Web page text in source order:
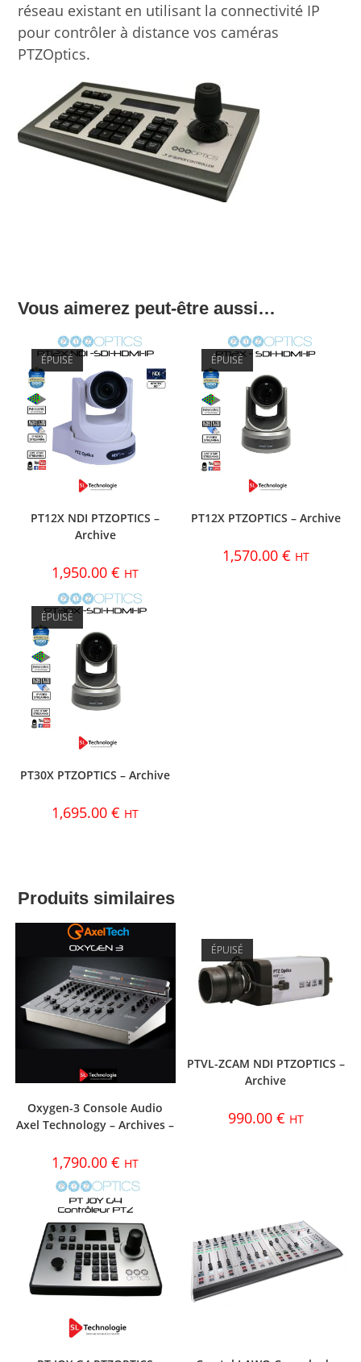
réseau existant en utilisant la connectivité IP
pour contrôler à distance vos caméras
PTZOptics.
Vous aimerez peut-être aussi…
ÉPUISÉ
PT12X NDI PTZOPTICS –
Archive
1,950.00€ HT
ÉPUISÉ
PT12X PTZOPTICS – Archive
1,570.00 € HT
ÉPUISÉ
PT30X PTZOPTICS – Archive
1,695.00€ HT
Produits similaires
Oxygen-3 Console Audio
Axel Technology – Archives –
1,790.00€ HT
ÉPUISÉ
PTVL-ZCAM NDI PTZOPTICS –
Archive
990.00 € HT